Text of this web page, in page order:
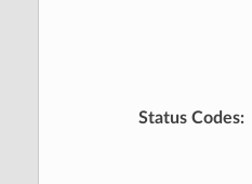
Status Codes: